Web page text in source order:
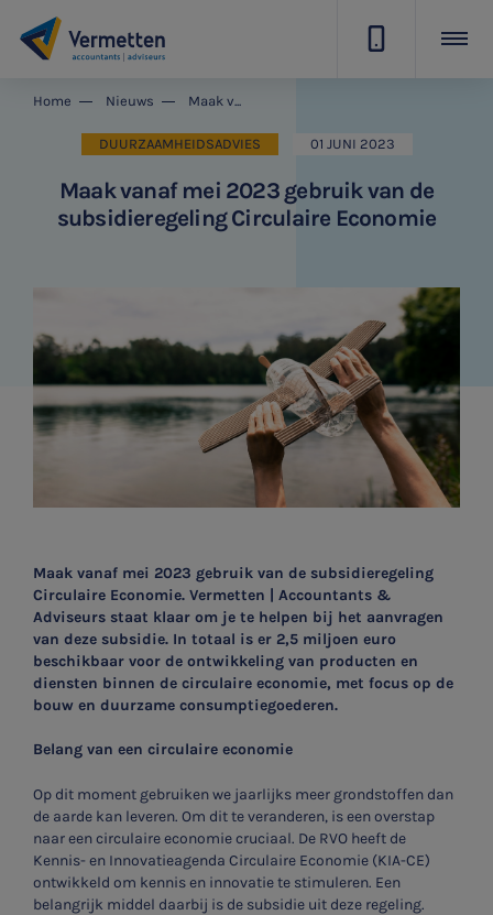
Home Nieuws Maak vanaf mei 2023 gebruik van de subsidieregeling Circulaire Economie
DUURZAAMHEIDSADVIES 01 JUNI 2023
Maak vanaf mei 2023 gebruik van de
subsidieregeling Circulaire Economie
Maak vanaf mei 2023 gebruik van de subsidieregeling
Circulaire Economie. Vermetten | Accountants &
Adviseurs staat klaar om je te helpen bij het aanvragen
van deze subsidie. In totaal is er 2,5 miljoen euro
beschikbaar voor de ontwikkeling van producten en
diensten binnen de circulaire economie, met focus op de
bouw en duurzame consumptiegoederen.
Belang van een circulaire economie
Op dit moment gebruiken we jaarlijks meer grondstoffen dan
de aarde kan leveren. Om dit te veranderen, is een overstap
naar een circulaire economie cruciaal. De RVO heeft de
Kennis- en Innovatieagenda Circulaire Economie (KIA-CE)
ontwikkeld om kennis en innovatie te stimuleren. Een
belangrijk middel daarbij is de subsidie uit deze regeling.